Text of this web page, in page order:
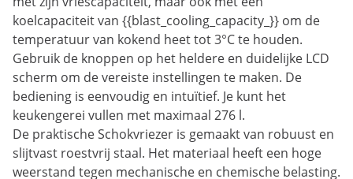
koelcapaciteit van {{blast_cooling_capacity_}} om de
temperatuur van kokend heet tot 3°C te houden.
Gebruik de knoppen op het heldere en duidelijke LCD
scherm om de vereiste instellingen te maken. De
bediening is eenvoudig en intuïtief. Je kunt het
keukengerei vullen met maximaal 276 l.
De praktische Schokvriezer is gemaakt van robuust en
slijtvast roestvrij staal. Het materiaal heeft een hoge
weerstand tegen mechanische en chemische belasting.